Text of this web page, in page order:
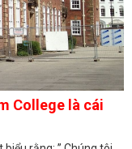
College là cái